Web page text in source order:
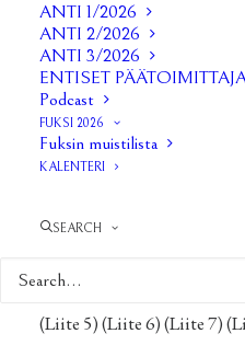
ANTI 1/2026
ANTI 2/2026
ANTI 3/2026
ENTISET
Podcast
FUKSI 2026
Fuksin muistilista
KALENTERI
SEARCH
Hallituksen kokous 12/2019
Hallituksen kokous 13/
Hallituksen kokous 14/2019
Hallituksen kokous 16/2019
Syyskokous 2019
(Liite 5)(Liite 6)(Liite 7)